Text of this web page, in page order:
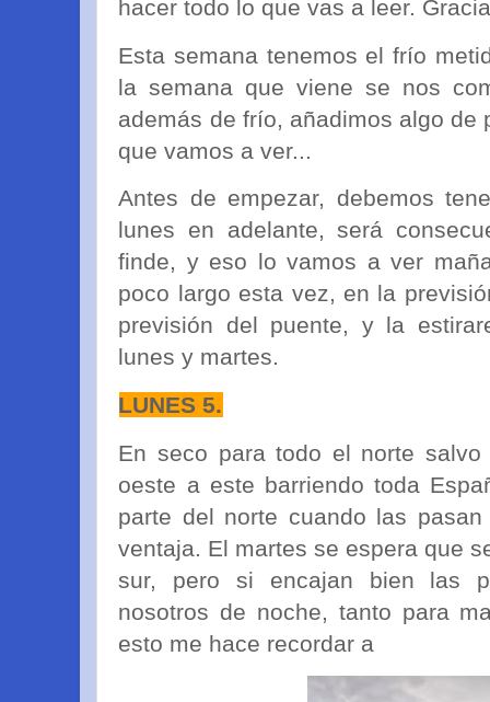
hacer todo lo que vas a leer.
Esta semana tenemos el frío
la semana que viene se nos
además de frío, añadimos algo de
que vamos a ver...
Antes de empezar, debemos
lunes en adelante, será
finde, y eso lo vamos a ver
poco largo esta vez, en la
previsión del puente, y la
lunes y martes.
LUNES 5.
En seco para todo el norte
oeste a este barriendo toda
parte del norte cuando las
ventaja. El martes se espera que
sur, pero si encajan bien las
nosotros de noche, tanto para
esto me hace recordar a